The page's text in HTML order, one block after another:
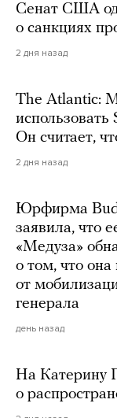
Сенат США
о санкциях
2 дня назад
The Atlantic:
использовать
Он считает,
2 дня назад
Юрфирма
заявила, что
«Медуза»
о том, что она
от
генерала
день назад
На Катерину
о